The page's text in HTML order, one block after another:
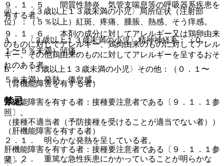
９．１．５． 間質性肺炎、気管支喘息等の呼吸器系疾患を
有する者。
９．１．６． 本剤の成分に対してアレルギー又は鶏卵由来
のものに対してアレルギー、鶏肉由来のものに対してアレル
ギー、その他鶏由来のものに対してアレルギーを呈するおそ
れのある者。
（腎機能障害を有する者）
腎機能障害を有する者：接種要注意者である〔９．１．１参
照〕。
（肝機能障害を有する者）
肝機能障害を有する者：接種要注意者である〔９．１．１参
照〕。
@． 〈３歳以上１３歳未満の小児〉局所症状（注射部
位）：（５％以上）紅斑、疼痛、腫脹、熱感、そう痒感。
A． 〈３歳以上１３歳未満の小児〉精神神経系：（０．
１〜５％未満）頭痛。
B． 〈３歳以上１３歳未満の小児〉その他：（０．１〜
５％未満）発熱、倦怠感。
禁忌
（接種不適当者（予防接種を受けることが適当でない者））
２．１． 明らかな発熱を呈している者。
２．２． 重篤な急性疾患にかかっていることが明らかな